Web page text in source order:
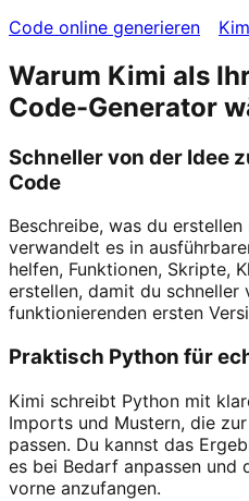
Code online generieren
Warum Kimi als
Code-Generator
Schneller von der Idee
Code
Beschreibe, was du
verwandelt es in
helfen, Funktionen, Skripte,
erstellen, damit du schneller
funktionierenden ersten
Praktisch Python für
Kimi schreibt Python mit
Imports und Mustern, die
passen. Du kannst das
es bei Bedarf anpassen und
vorne anzufangen.